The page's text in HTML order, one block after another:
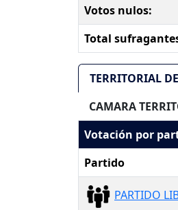
Votos nulos:
Total
TERRITORIAL
CAMARA
Votación por
Partido
PARTIDO